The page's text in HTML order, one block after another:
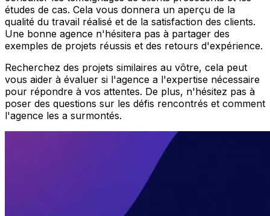
études de cas. Cela vous donnera un aperçu de la
qualité du travail réalisé et de la satisfaction des clients.
Une bonne agence n'hésitera pas à partager des
exemples de projets réussis et des retours d'expérience.
Recherchez des projets similaires au vôtre, cela peut
vous aider à évaluer si l'agence a l'expertise nécessaire
pour répondre à vos attentes. De plus, n'hésitez pas à
poser des questions sur les défis rencontrés et comment
l'agence les a surmontés.